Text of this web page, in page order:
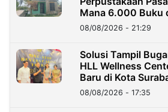
Mana 6.000 Buku
Kini?
08/08/2026 - 21:29
Solusi Tampil
HLL Wellness
Baru di Kota
08/08/2026 - 17:35